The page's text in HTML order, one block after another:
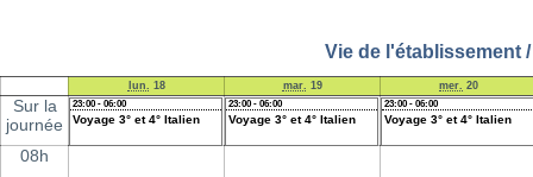
Vie de l'établissement
23:00 - 06:00
Voyage 3° et 4° Italien
23:00 - 06:00
Voyage 3° et 4° Italien
23:00 - 06:00
Voyage 3° et 4° Italien
lun. 18 mar. 19 mer. 20
Sur la
journée
08h